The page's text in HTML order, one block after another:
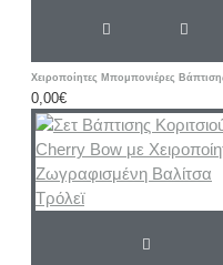
0,00€